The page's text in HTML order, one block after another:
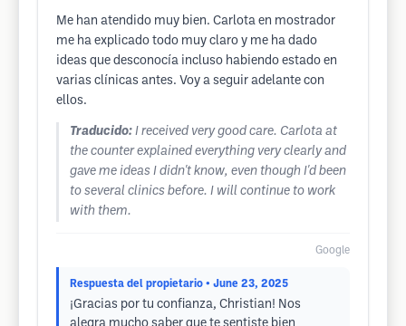
Me han atendido muy bien. Carlota en mostrador
me ha explicado todo muy claro y me ha dado
ideas que desconocía incluso habiendo estado en
varias clínicas antes. Voy a seguir adelante con
ellos.
Traducido: I received very good care. Carlota at
the counter explained everything very clearly and
gave me ideas I didn't know, even though I'd been
to several clinics before. I will continue to work
with them.
Google
Respuesta del propietario • June 23, 2025
¡Gracias por tu confianza, Christian! Nos